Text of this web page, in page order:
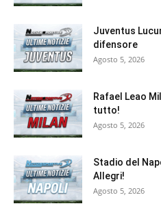
Juventus
difensore
Agosto 5, 2026
Rafael Leao
tutto!
Agosto 5, 2026
Stadio del
Allegri!
Agosto 5, 2026